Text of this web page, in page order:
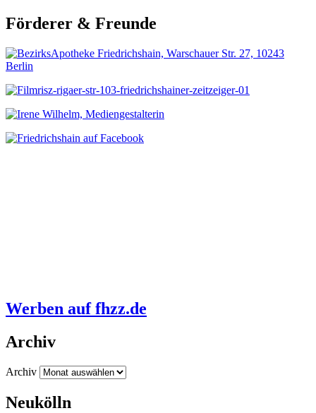
Förderer & Freunde
Werben auf fhzz.de
Archiv
Archiv
Neukölln